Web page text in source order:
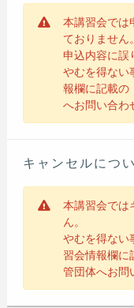
本講習会では
ておりません。
申込内容に誤
やむを得ない
報欄に記載の
へお問い合わ
キャンセルにつ
本講習会では
ん。
やむを得ない
習会情報欄に
管団体へお問